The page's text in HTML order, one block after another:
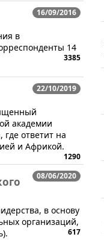
16/09/2016
в
14
3385
22/10/2019
академии
ответит на
и Африкой.
1290
08/06/2020
в основу
организаций,
617